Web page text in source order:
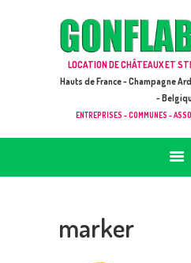
LOCATION DE CHÂTEAUX ET
Hauts de France - Champagne
-
ENTREPRISES - COMMUNES -
GONFLAB
ACCUEIL
JEUX À LOUER &
CATALOGUE / TARIF
DEMANDE DE DEVIS
marker